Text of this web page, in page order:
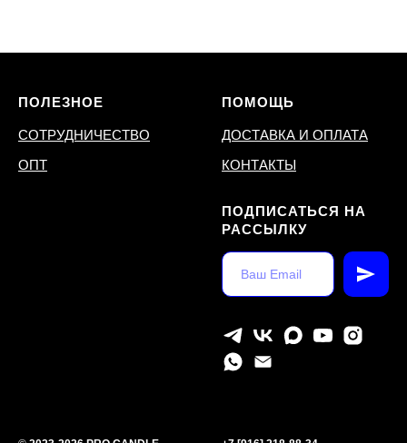
ПОЛЕЗНОЕ
СОТРУДНИЧЕСТВО
ОПТ
ПОМОЩЬ
ДОСТАВКА И ОПЛАТА
КОНТАКТЫ
ПОДПИСАТЬСЯ НА
РАССЫЛКУ